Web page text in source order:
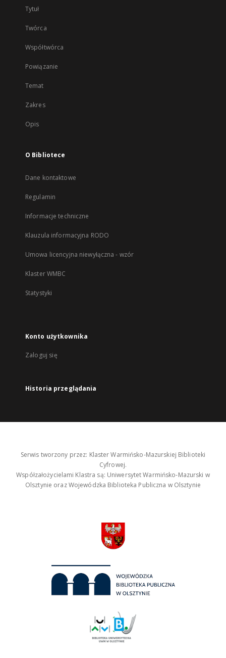
Tytuł
Twórca
Współtwórca
Powiązanie
Temat
Zakres
Opis
O Bibliotece
Dane kontaktowe
Regulamin
Informacje techniczne
Klauzula informacyjna RODO
Umowa licencyjna niewyłączna - wzór
Klaster WMBC
Statystyki
Konto użytkownika
Zaloguj się
Historia przeglądania
Serwis tworzony przez: Klaster Warmińsko-Mazurskiej Biblioteki
Cyfrowej.
Współzałożycielami Klastra są: Uniwersytet Warmińsko-Mazurski w
Olsztynie oraz Wojewódzka Biblioteka Publiczna w Olsztynie